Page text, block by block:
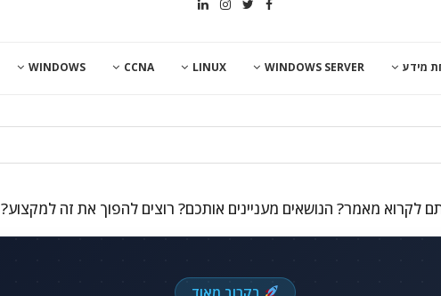
מידע WINDOWS SERVER
LINUX
CCNA
WINDOWS
לקרוא מאמר? הנושאים מעניינים אותכם? רוצים להפוך את זה למקצוע?
בקרוב מאוד